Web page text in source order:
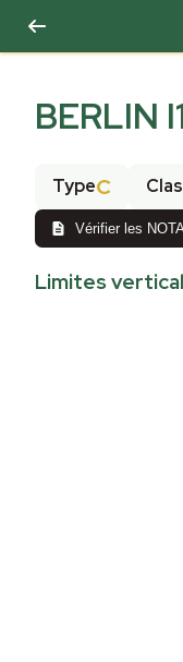
BERLIN
TypeC
Vérifier les
Limites